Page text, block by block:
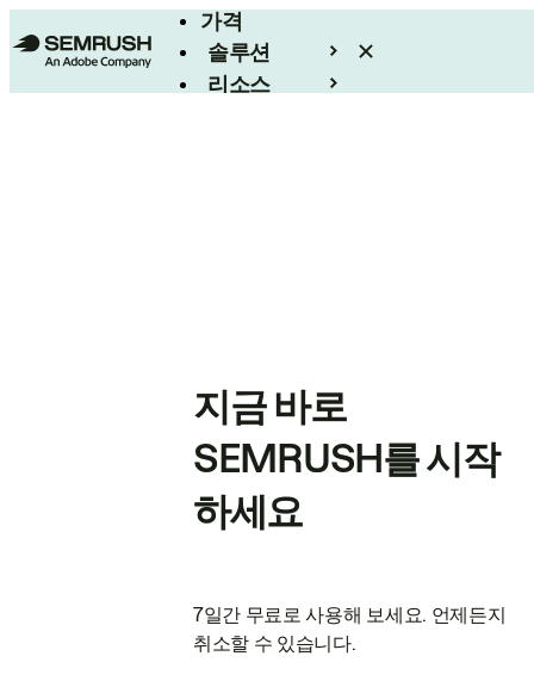
가격
솔루션
리소스
지금 바로
SEMRUSH를 시작
하세요
7일간 무료로 사용해 보세요. 언제든지
취소할 수 있습니다.